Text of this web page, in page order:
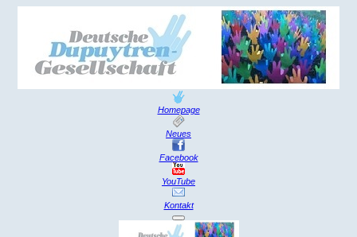
Homepage
Neues
Facebook
YouTube
Kontakt